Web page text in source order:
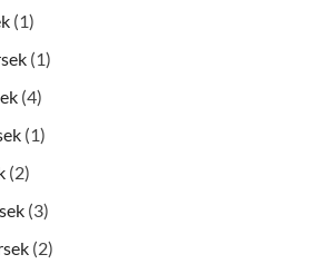
(1)
(1)
(4)
(1)
(2)
(3)
(2)